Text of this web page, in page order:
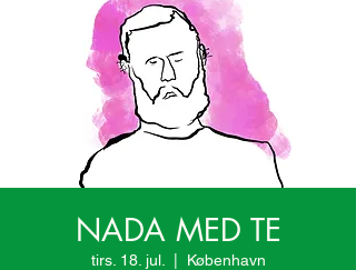
NADA MED TE
tirs. 18. jul. København